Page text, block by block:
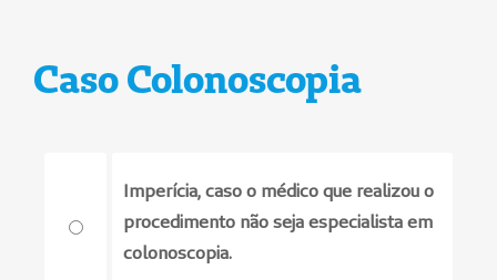
Caso Colonoscopia
Imperícia, caso o médico que realizou o
procedimento não seja especialista em
colonoscopia.